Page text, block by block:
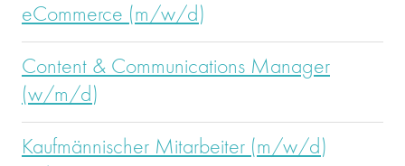
eCommerce (m/w/d)
Content & Communications Manager
(w/m/d)
Kaufmännischer Mitarbeiter (m/w/d)